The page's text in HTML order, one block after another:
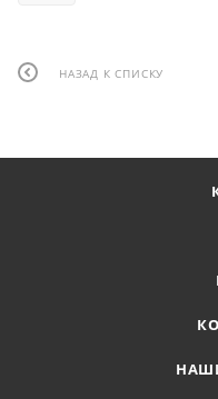
НАЗАД К СПИСКУ